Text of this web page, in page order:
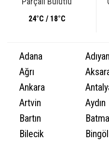
24°C / 18°C
Adana
Ağrı
Ankara
Artvin
Aydın
Bartın
Bilecik
Bingöl